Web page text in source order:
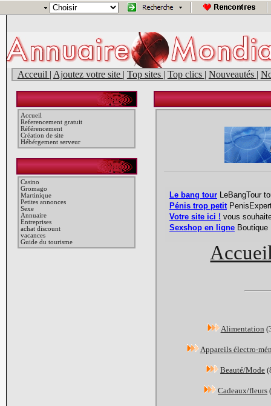
Acceuil | Ajoutez votre site | Top sites | Top clics | Nouveautés |
Accueil
Referencement gratuit
Référencement
Création de site
Hébérgement serveur
Casino
Gromago
Martinique
Petites annonces
Sexe
Annuaire
Entreprises
achat discount
vacances
Guide du tourisme
Alimentation
Appareils électro-
Beauté/Mode
Cadeaux/fleurs